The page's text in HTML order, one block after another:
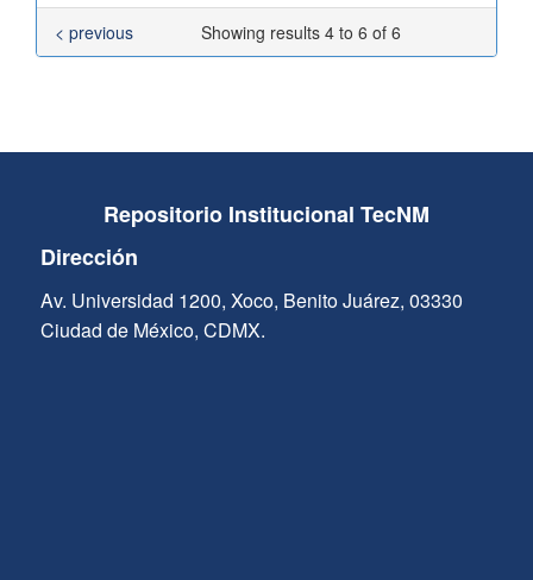
Showing results 4 to 6 of 6
< previous
Repositorio Institucional TecNM
Dirección
Av. Universidad 1200, Xoco, Benito Juárez, 03330
Ciudad de México, CDMX.